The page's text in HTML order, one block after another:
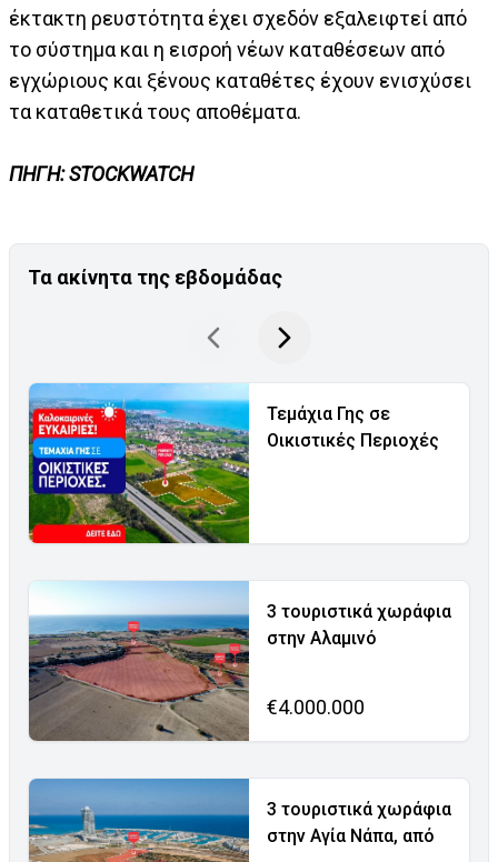
έκτακτη ρευστότητα έχει σχεδόν εξαλειφτεί από
το σύστημα και η εισροή νέων καταθέσεων από
εγχώριους και ξένους καταθέτες έχουν ενισχύσει
τα καταθετικά τους αποθέματα.
ΠΗΓΗ: STOCKWATCH
Τα ακίνητα της εβδομάδας
Τεμάχια Γης σε
Οικιστικές Περιοχές
3 τουριστικά χωράφια
στην Αλαμινό
€4.000.000
3 τουριστικά χωράφια
στην Αγία Νάπα, από